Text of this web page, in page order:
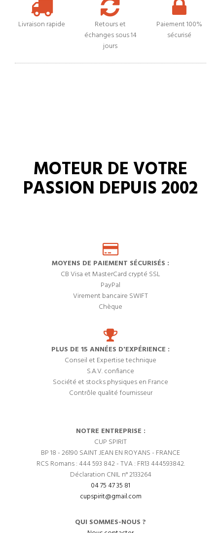
Livraison rapide
Retours et
échanges sous 14
jours
Paiement 100%
sécurisé
MOTEUR DE VOTRE
PASSION DEPUIS 2002
MOYENS DE PAIEMENT SÉCURISÉS :
CB Visa et MasterCard crypté SSL
PayPal
Virement bancaire SWIFT
Chèque
PLUS DE 15 ANNÉES D'EXPÉRIENCE :
Conseil et Expertise technique
S.A.V. confiance
Société et stocks physiques en France
Contrôle qualité fournisseur
NOTRE ENTREPRISE :
CUP SPIRIT
BP 18 - 26190 SAINT JEAN EN ROYANS - FRANCE
RCS Romans : 444 593 842 - TVA : FR13 444593842.
Déclaration CNIL n° 2133264
04 75 47 35 81
cupspirit@gmail.com
QUI SOMMES-NOUS ?